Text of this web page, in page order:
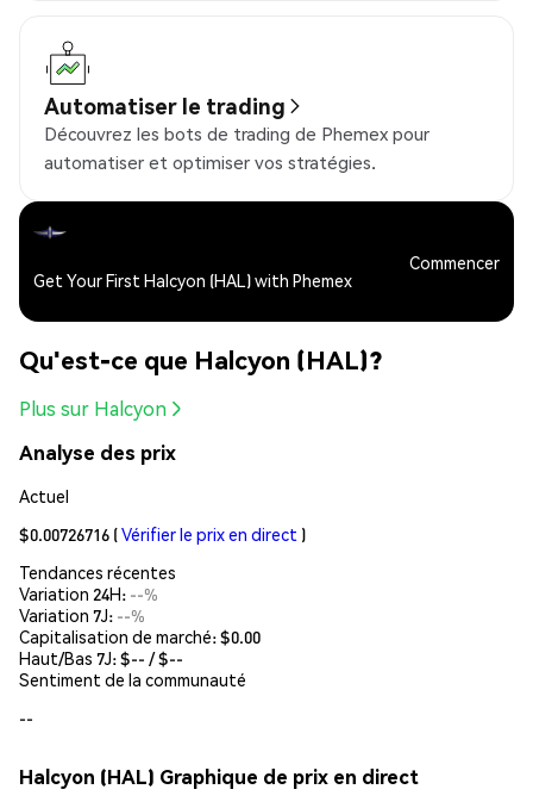
Automatiser le trading
Découvrez les bots de trading de Phemex pour
automatiser et optimiser vos stratégies.
Get Your First Halcyon (HAL) with Phemex
Commencer
Qu'est-ce que Halcyon (HAL)?
Plus sur Halcyon
Analyse des prix
Actuel
$0.00726716 (Vérifier le prix en direct )
Tendances récentes
Variation 24H: --%
Variation 7J: --%
Capitalisation de marché:$0.00
Haut/Bas 7J: $-- / $--
Sentiment de la communauté
--
Halcyon (HAL) Graphique de prix en direct